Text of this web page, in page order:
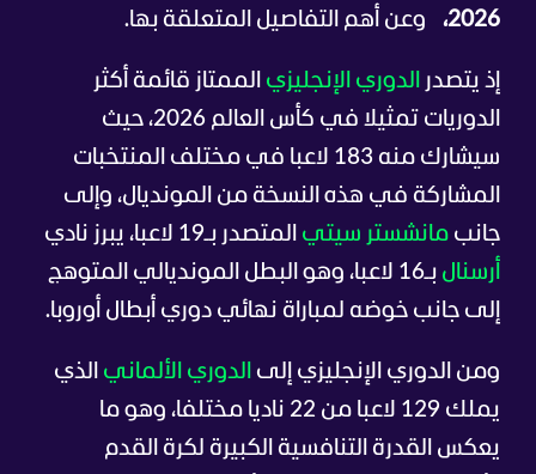
2026،
وعن أهم التفاصيل المتعلقة بها.
إذ يتصدر الدوري الإنجليزي الممتاز قائمة أكثر
الدوريات تمثيلا في كأس العالم 2026، حيث
سيشارك منه 183 لاعبا في مختلف المنتخبات
المشاركة في هذه النسخة من المونديال، وإلى
جانب مانشستر سيتي المتصدر بـ19 لاعبا، يبرز نادي
أرسنال
بـ16 لاعبا، وهو البطل المونديالي المتوهج
إلى جانب خوضه لمباراة نهائي دوري أبطال أوروبا.
ومن الدوري الإنجليزي إلى الدوري الألماني الذي
يملك 129 لاعبا من 22 ناديا مختلفا، وهو ما
يعكس القدرة التنافسية الكبيرة لكرة القدم